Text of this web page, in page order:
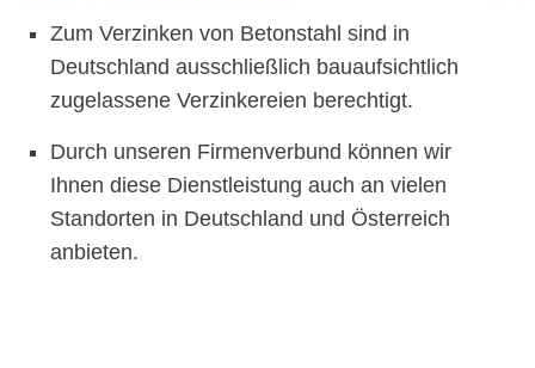
Zum Verzinken von Betonstahl sind in
Deutschland ausschließlich bauaufsichtlich
zugelassene Verzinkereien berechtigt.
Durch unseren Firmenverbund können wir
Ihnen diese Dienstleistung auch an vielen
Standorten in Deutschland und Österreich
anbieten.